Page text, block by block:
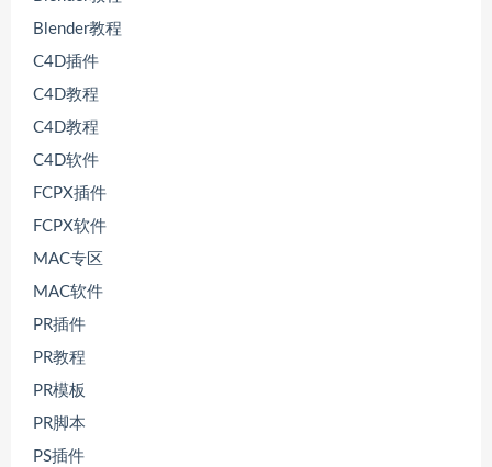
Blender教程
C4D插件
C4D教程
C4D教程
C4D软件
FCPX插件
FCPX软件
MAC专区
MAC软件
PR插件
PR教程
PR模板
PR脚本
PS插件